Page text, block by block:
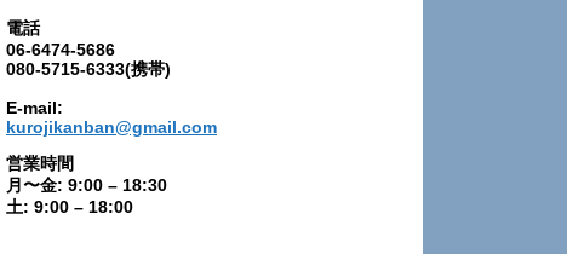
電話
06-6474-5686
080-5715-6333(携帯)
E-mail:
kurojikanban@gmail.com
営業時間
月〜金: 9:00 – 18:30
土: 9:00 – 18:00